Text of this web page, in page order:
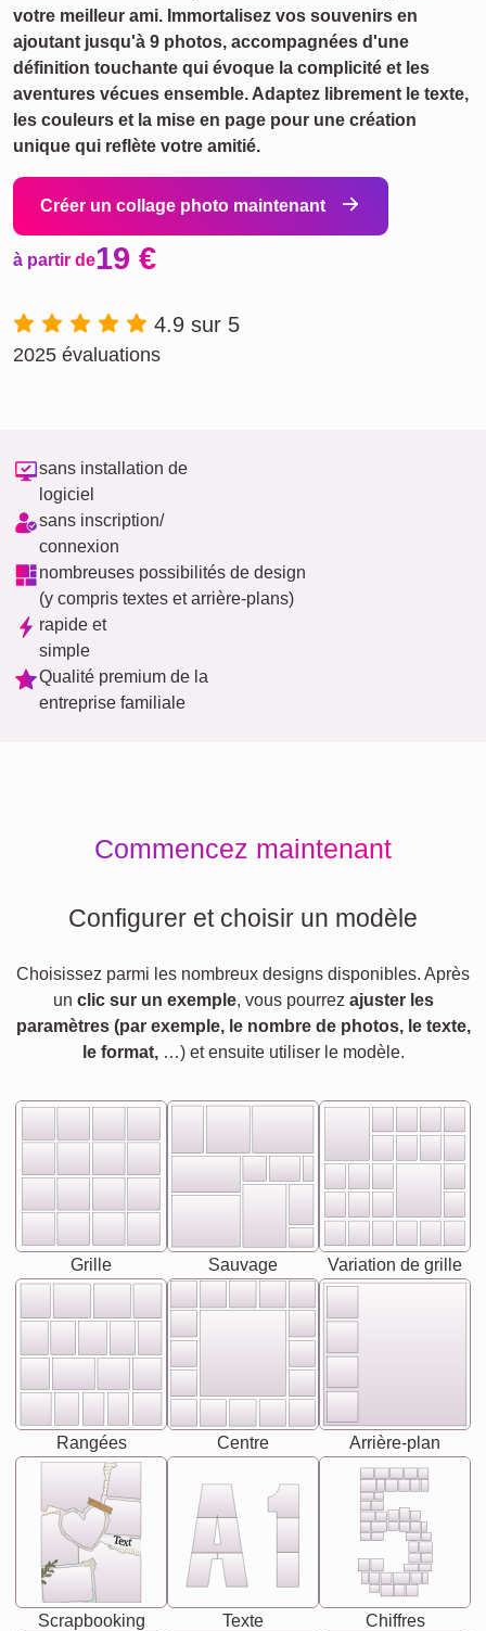
votre meilleur ami. Immortalisez vos souvenirs en
ajoutant jusqu'à 9 photos, accompagnées d'une
définition touchante qui évoque la complicité et les
aventures vécues ensemble. Adaptez librement le texte,
les couleurs et la mise en page pour une création
unique qui reflète votre amitié.
Créer un collage photo maintenant
à partir de19 €
4.9 sur 5
2025 évaluations
sans installation de
logiciel
sans inscription/
connexion
nombreuses possibilités de design
(y compris textes et arrière-plans)
rapide et
simple
Qualité premium de la
entreprise familiale
Commencez maintenant
Configurer et choisir un modèle
Choisissez parmi les nombreux designs disponibles. Après
un clic sur un exemple, vous pourrez ajuster les
paramètres (par exemple, le nombre de photos, le texte,
le format,…) et ensuite utiliser le modèle.
Grille Sauvage Variation de grille
Rangées Centre Arrière-plan
Text
Scrapbooking Texte Chiffres